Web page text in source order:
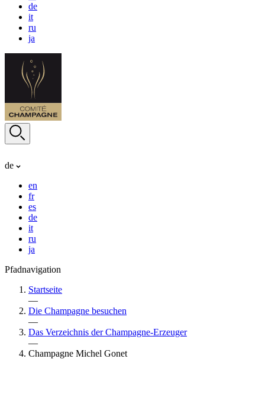
de
it
ru
ja
de
en
fr
es
de
it
ru
ja
Pfadnavigation
Startseite
—
Die Champagne besuchen
—
Das Verzeichnis der Champagne-Erzeuger
—
Champagne Michel Gonet